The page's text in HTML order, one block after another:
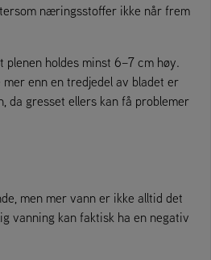
næringsstoffer ikke når frem
plenen holdes minst 6–7 cm høy.
mer enn en tredjedel av bladet er
da gresset ellers kan få problemer
men mer vann er ikke alltid det
vanning kan faktisk ha en negativ